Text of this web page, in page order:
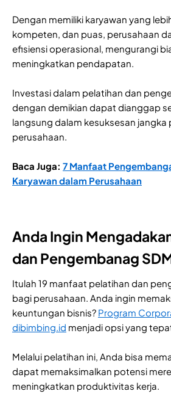
Dengan memiliki karyawan yang
kompeten, dan puas, perusahaan
efisiensi operasional, mengurangi
meningkatkan pendapatan.
Investasi dalam pelatihan dan
dengan demikian dapat dianggap
langsung dalam kesuksesan jangka
perusahaan.
Baca Juga: 7 Manfaat
Karyawan dalam Perusahaan
Anda Ingin
dan Pengembanag
Itulah 19 manfaat pelatihan dan
bagi perusahaan. Anda ingin
keuntungan bisnis? Program
dibimbing.id menjadi opsi yang
Melalui pelatihan ini, Anda bisa
dapat memaksimalkan potensi
meningkatkan produktivitas kerja.